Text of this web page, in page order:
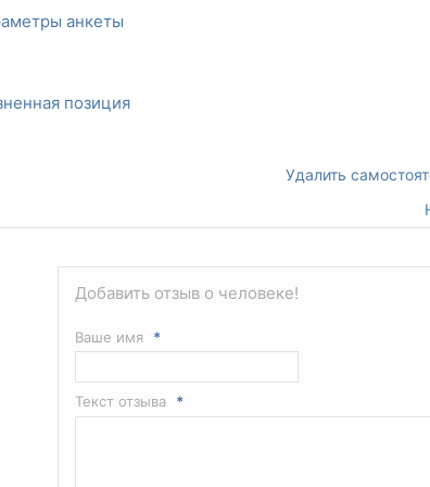
анкеты
позиция
Удалить
Добавить отзыв о человеке!
Ваше имя *
Текст отзыва *